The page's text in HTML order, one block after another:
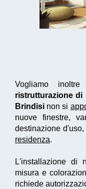
Vogliamo
ristrutturazione di
Brindisi non si
nuove finestre,
destinazione
residenza.
L'installazione di
misura e
richiede